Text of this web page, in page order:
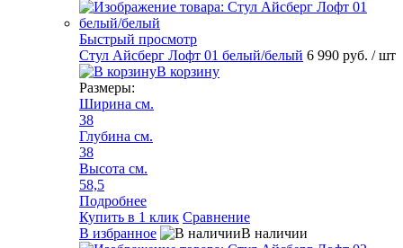
Быстрый просмотр
Стул Айсберг Лофт 01 белый/белый 6 990 руб. / шт
В корзину
Размеры:
Ширина см.
38
Глубина см.
38
Высота см.
58,5
Подробнее
Купить в 1 клик Сравнение
В избранное
В наличии